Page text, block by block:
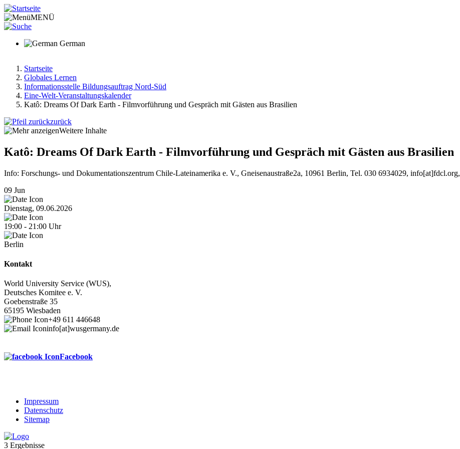
Direkt
zum
Inhalt
MENÜ
German
Pfadnavigation
Startseite
Globales Lernen
Informationsstelle Bildungsauftrag Nord-Süd
Eine-Welt-Veranstaltungskalender
Katô: Dreams Of Dark Earth - Filmvorführung und Gespräch mit Gästen aus Brasilien
zurück
Weitere Inhalte
Katô: Dreams Of Dark Earth - Filmvorführung und Gespräch mit Gästen aus Brasilien
Info: Forschungs- und Dokumentationszentrum Chile-Lateinamerika e. V., Gneisenaustraße2a, 10961 Berlin, Tel. 030 6934029, info[at]fdcl.org,
09 Jun
Dienstag, 09.06.2026
19:00 - 21:00 Uhr
Berlin
Kontakt
World University Service (WUS),
Deutsches Komitee e. V.
Goebenstraße 35
65195 Wiesbaden
+49 611 446648
info[at]wusgermany.de
Facebook
Footer
menu
Impressum
Datenschutz
Sitemap
3 Ergebnisse